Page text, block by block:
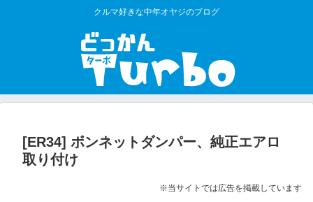
クルマ好きな中年オヤジのブログ
[ER34] ボンネットダンパー、純正エアロ
取り付け
※当サイトでは広告を掲載しています